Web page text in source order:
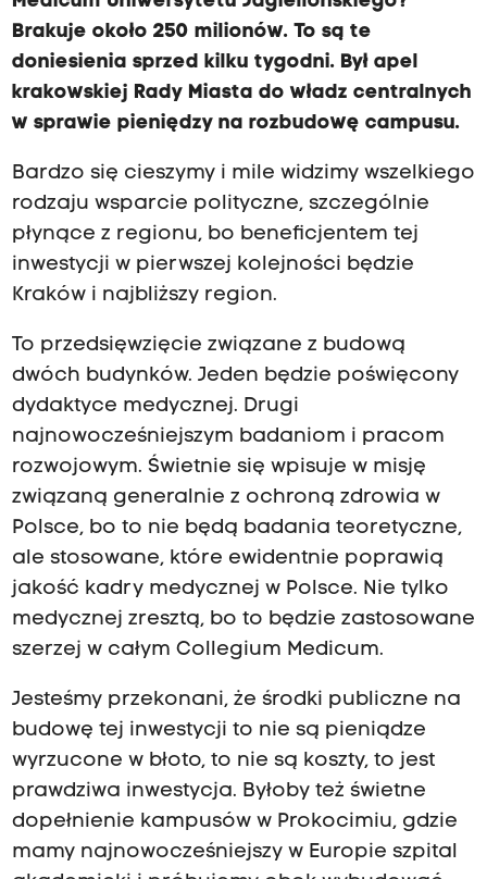
Brakuje około 250 milionów. To są te
doniesienia sprzed kilku tygodni. Był apel
krakowskiej Rady Miasta do władz centralnych
w sprawie pieniędzy na rozbudowę campusu.
Bardzo się cieszymy i mile widzimy wszelkiego
rodzaju wsparcie polityczne, szczególnie
płynące z regionu, bo beneficjentem tej
inwestycji w pierwszej kolejności będzie
Kraków i najbliższy region.
To przedsięwzięcie związane z budową
dwóch budynków. Jeden będzie poświęcony
dydaktyce medycznej. Drugi
najnowocześniejszym badaniom i pracom
rozwojowym. Świetnie się wpisuje w misję
związaną generalnie z ochroną zdrowia w
Polsce, bo to nie będą badania teoretyczne,
ale stosowane, które ewidentnie poprawią
jakość kadry medycznej w Polsce. Nie tylko
medycznej zresztą, bo to będzie zastosowane
szerzej w całym Collegium Medicum.
Jesteśmy przekonani, że środki publiczne na
budowę tej inwestycji to nie są pieniądze
wyrzucone w błoto, to nie są koszty, to jest
prawdziwa inwestycja. Byłoby też świetne
dopełnienie kampusów w Prokocimiu, gdzie
mamy najnowocześniejszy w Europie szpital